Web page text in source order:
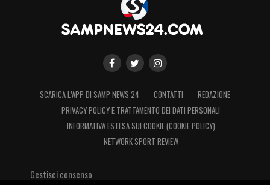
SCARICA L’APP DI SAMP NEWS 24 CONTATTI
REDAZIONE
PRIVACY POLICY E TRATTAMENTO DEI DATI PERSONALI
INFORMATIVA ESTESA SUI COOKIE (COOKIE POLICY)
NETWORK SPORT REVIEW
Gestisci consenso